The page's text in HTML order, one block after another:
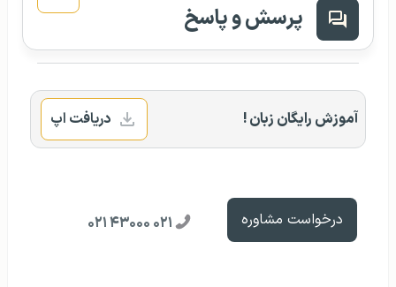
پرسش و پاسخ
آموزش رایگان زبان ! دریافت اپ
درخواست مشاوره ۰۲۱ ۴۳۰۰۰ ۰۲۱